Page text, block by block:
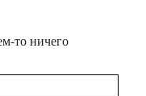
то ничего